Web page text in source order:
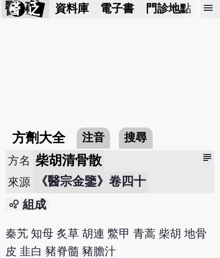
醫 砭 資料庫 電子書 門診地點 預
menu
方劑大全 注音 搜尋
subject
方名 柴胡清骨散
來源 《醫宗金鑒》卷四十
bubble_chart 組成
秦艽 知母 炙草 胡連 鱉甲 青蒿 柴胡 地骨
皮 韭白 豬脊髓 豬膽汁